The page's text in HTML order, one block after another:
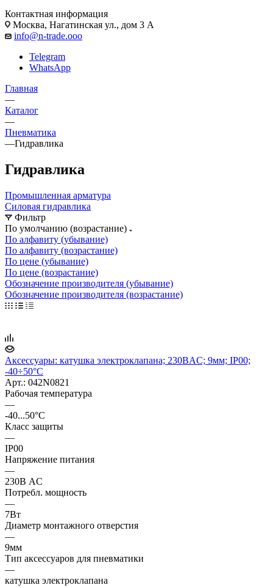
Контактная информация
Москва, Нагатинская ул., дом 3 А
info@n-trade.ooo
Telegram
WhatsApp
Главная
—
Каталог
—
Пневматика
—Гидравлика
Гидравлика
Промышленная арматура
Силовая гидравлика
Фильтр
По умолчанию (возрастание)
По алфавиту (убывание)
По алфавиту (возрастание)
По цене (убывание)
По цене (возрастание)
Обозначение производителя (убывание)
Обозначение производителя (возрастание)
Аксессуары: катушка электроклапана; 230ВAC; 9мм; IP00;
-40÷50°C
Арт.: 042N0821
Рабочая температура
—
-40...50°C
Класс защиты
—
IP00
Напряжение питания
—
230В AC
Потребл. мощность
—
7Вт
Диаметр монтажного отверстия
—
9мм
Тип аксессуаров для пневматики
—
катушка электроклапана